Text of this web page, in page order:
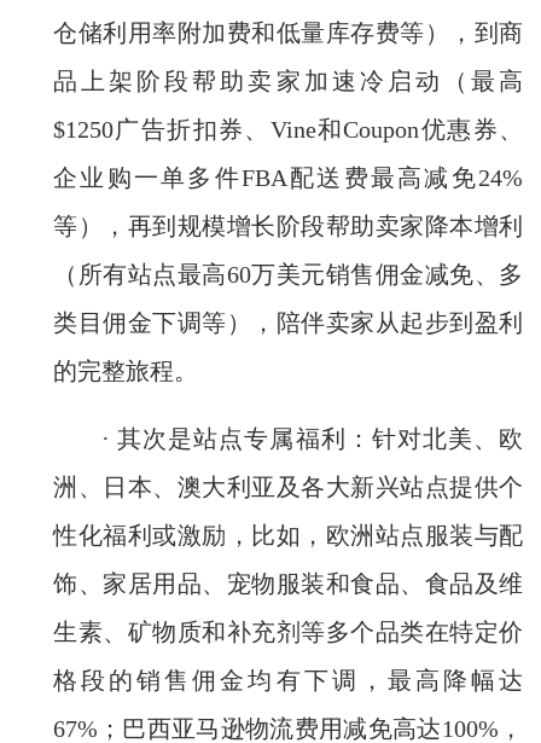
仓储利用率附加费和低量库存费等），到商
品上架阶段帮助卖家加速冷启动（最高
$1250广告折扣券、Vine和Coupon优惠券、
企业购一单多件FBA配送费最高减免24%
等），再到规模增长阶段帮助卖家降本增利
（所有站点最高60万美元销售佣金减免、多
类目佣金下调等），陪伴卖家从起步到盈利
的完整旅程。
· 其次是站点专属福利：针对北美、欧
洲、日本、澳大利亚及各大新兴站点提供个
性化福利或激励，比如，欧洲站点服装与配
饰、家居用品、宠物服装和食品、食品及维
生素、矿物质和补充剂等多个品类在特定价
格段的销售佣金均有下调，最高降幅达
67%；巴西亚马逊物流费用减免高达100%，